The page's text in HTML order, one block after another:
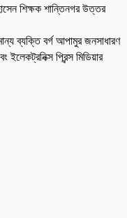
শিক্ষক শান্তিনগর উত্তর
ব্যক্তি বর্গ আপামুর জনসাধারণ
প্রিন্স মিডিয়ার